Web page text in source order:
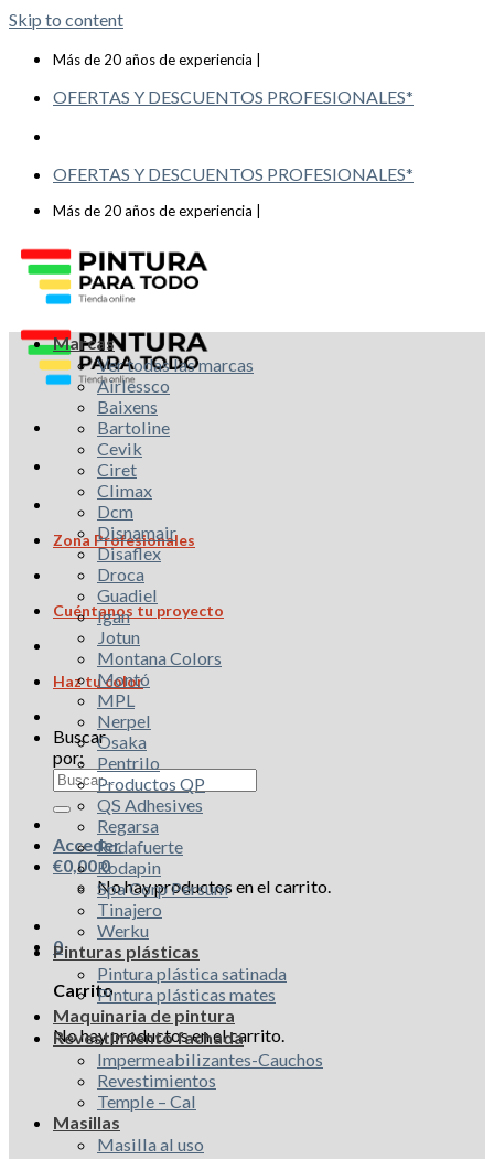
Skip to content
Más de 20 años de experiencia |
OFERTAS Y DESCUENTOS PROFESIONALES*
OFERTAS Y DESCUENTOS PROFESIONALES*
Más de 20 años de experiencia |
Zona Profesionales
Cuéntanos tu proyecto
Haz tu color
Buscar
por:
Acceder
€0,000
No hay productos en el carrito.
0
Carrito
No hay productos en el carrito.
Marcas
Ver todas las marcas
Airlessco
Baixens
Bartoline
Cevik
Ciret
Climax
Dcm
Disnamair
Disaflex
Droca
Guadiel
Igan
Jotun
Montana Colors
Montó
MPL
Nerpel
Osaka
Pentrilo
Productos QP
QS Adhesives
Regarsa
Rodafuerte
Rodapin
Spa Corp Persum
Tinajero
Werku
Pinturas plásticas
Pintura plástica satinada
Pintura plásticas mates
Maquinaria de pintura
Revestimiento fachada
Impermeabilizantes-Cauchos
Revestimientos
Temple – Cal
Masillas
Masilla al uso